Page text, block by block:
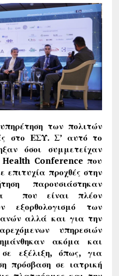
των πολιτών
στο ΕΣΥ. Σ’ αυτό το
όσοι συμμετείχαν
Conference που
επιτυχία προχθές στην
παρουσιάστηκαν
που είναι πλέον
εξορθολογισμό των
αλλά και για την
υπηρεσιών
ακόμα και
εξέλιξη, όπως, για
πρόσβαση σε ιατρική